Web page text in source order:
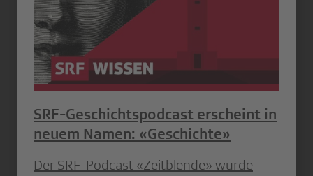
SRF-Geschichtspodcast erscheint in
neuem Namen: «Geschichte»
Der SRF-Podcast «Zeitblende» wurde